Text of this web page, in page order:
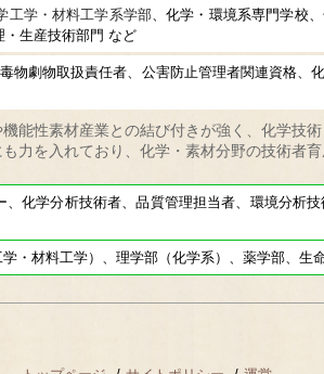
工学・材料工学系学部 、化学・環境系専門学校
・生産技術部門 など
毒物劇物取扱責任者、公害防止管理者関連資格
能性素材産業との結び付きが強く、化学技
力を入れており、化学・素材分野の技術者育
技術者、品質管理担当者、環境分析技術
材料工学）、理学部（化学系）、薬学部、生